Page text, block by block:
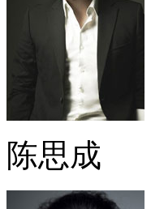
陈思成